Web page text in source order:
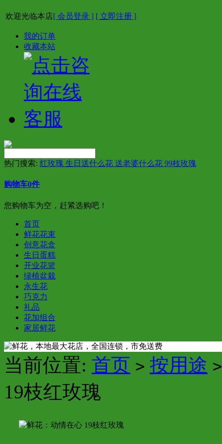
欢迎光临本店[ 会员登录 ] [ 立即注册 ]
我的订单
收藏本站
热门搜索: 红玫瑰 生日送什么花 送老婆什么花 99枝玫瑰
购物车0件
您购物车为空，赶紧选购吧！
首页
鲜花花束
创意花盒
生日蛋糕
开业花篮
绿植盆栽
永生花
巧克力
礼品
花加组合
家居鲜花
当前位置: 首页 > 按用途 >
19枝红玫瑰